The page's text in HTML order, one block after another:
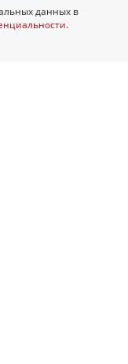
данных в
.